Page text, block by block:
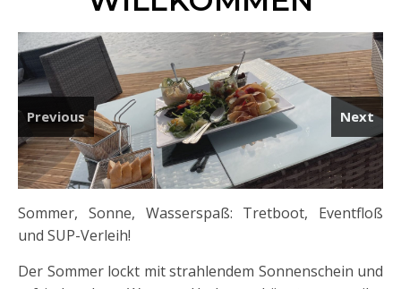
Previous Next
Sommer, Sonne, Wasserspaß: Tretboot, Eventfloß
und SUP-Verleih!
Der Sommer lockt mit strahlendem Sonnenschein und